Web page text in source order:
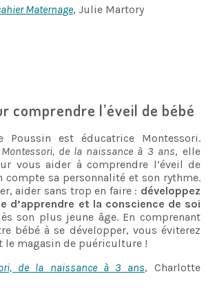
Maternage, Julie Martory
comprendre l’éveil de bébé
Poussin est éducatrice Montessori.
Montessori, de la naissance à 3 ans, elle
vous aider à comprendre l’éveil de
compte sa personnalité et son rythme.
aider sans trop en faire : développez
d’apprendre et la conscience de soi
son plus jeune âge. En comprenant
bébé à se développer, vous éviterez
le magasin de puériculture !
de la naissance à 3 ans, Charlotte